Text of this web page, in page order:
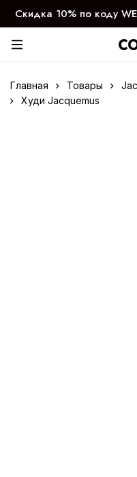
Скидка 10% по коду
Главная Товары
Худи Jacquemus